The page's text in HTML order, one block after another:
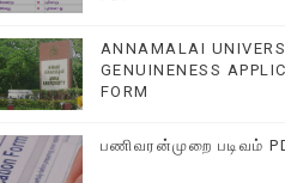
ANNAMALAI
GENUINENESS
FORM
பணிவரன்முறை படிவம்